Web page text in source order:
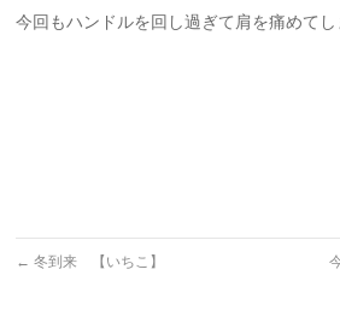
今回もハンドルを回し過ぎて肩を痛めて
← 冬到来 【いちこ】